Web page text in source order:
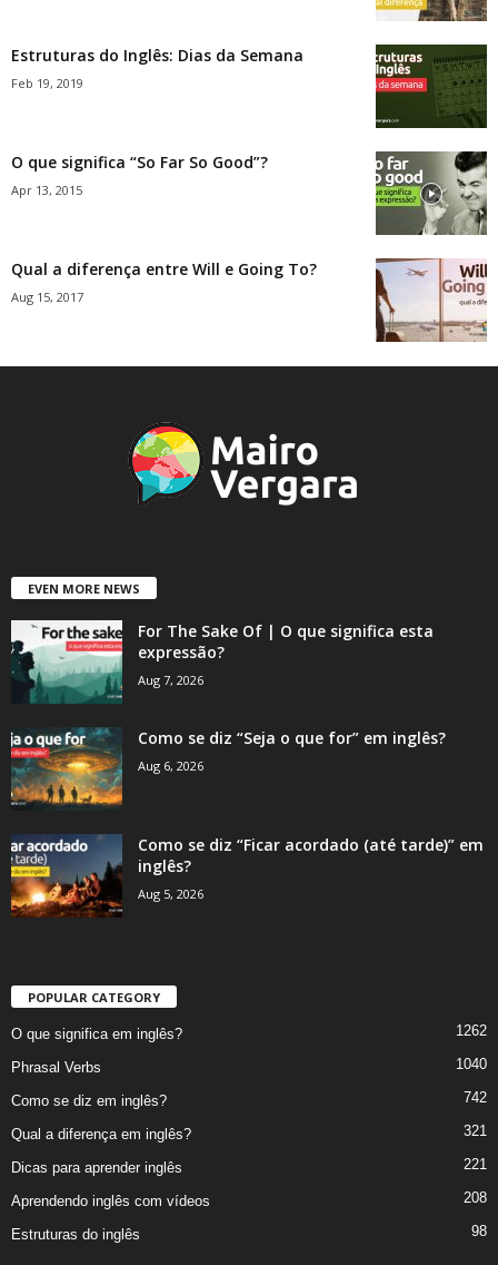
Estruturas do Inglês: Dias da Semana
Feb 19, 2019
O que significa “So Far So Good”?
Apr 13, 2015
Qual a diferença entre Will e Going To?
Aug 15, 2017
EVEN MORE NEWS
For The Sake Of | O que significa esta
expressão?
Aug 7, 2026
Como se diz “Seja o que for” em inglês?
Aug 6, 2026
Como se diz “Ficar acordado (até tarde)” em
inglês?
Aug 5, 2026
POPULAR CATEGORY
O que significa em inglês? 1262
Phrasal Verbs 1040
Como se diz em inglês? 742
Qual a diferença em inglês? 321
Dicas para aprender inglês 221
Aprendendo inglês com vídeos 208
Estruturas do inglês 98